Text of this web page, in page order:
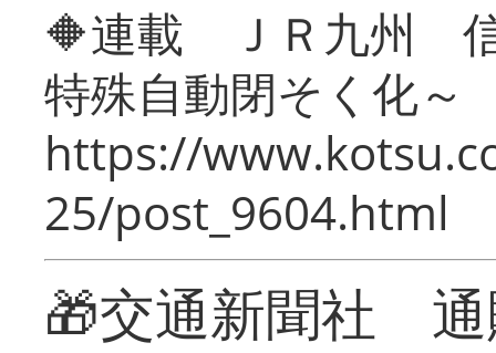
🔶連載 ＪＲ九州 信
特殊自動閉そく化～
https://
25/post_9604.html
🎁交通新聞社